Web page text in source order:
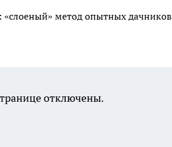
«слоеный» метод опытных дачников
отключены.